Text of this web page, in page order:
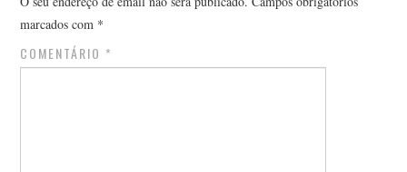
marcados com *
COMENTÁRIO *